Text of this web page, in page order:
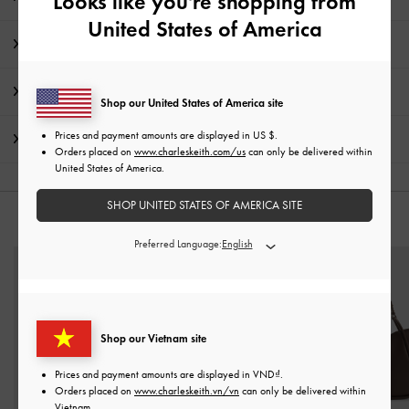
Khuyến mãi
Vận chuyển & trả hàng
CÓ THỂ BẠN SẼ THÍCH
United States of America
Shop our Vietnam site
Prices and payment amounts are displayed in VND .
Orders placed on www.charleskeith.vn/vn can only be delivered within
Shop our United States of America site
Prices and payment amounts are displayed in US $
Orders placed on www.charleskeith.com/us can only be delivered within
United States of America.
SHOP UNITED STATES OF AMERICA SITE
Preferred Language: